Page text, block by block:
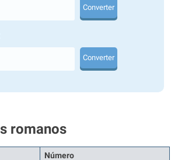
Converter
Converter
romanos
Número